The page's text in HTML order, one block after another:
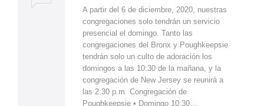
A partir del 6 de diciembre, 2020, nuestras
congregaciones solo tendrán un servicio
presencial el domingo. Tanto las
congregaciones del Bronx y Poughkeepsie
tendrán solo un culto de adoración los
domingos a las 10:30 de la mañana, y la
congregación de New Jersey se reunirá a
las 2:30 p.m. Congregación de
Poughkeepsie • Domingo 10:30…